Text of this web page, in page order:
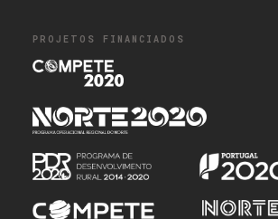
PROJETOS FINANCIADOS